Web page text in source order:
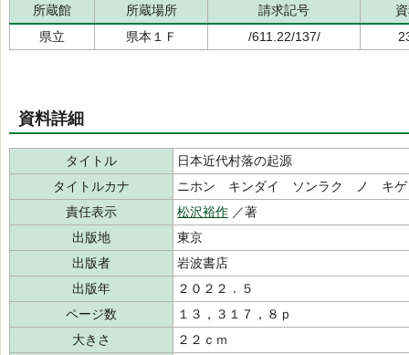
所蔵館 所蔵場所 請求記号
県立
県本１Ｆ /611.22/137/
資料詳細
タイトル
日本近代村落の起源
タイトルカナ
ニホン キンダイ ソンラク ノ キゲ
責任表示
松沢裕作 ／著
出版地
東京
出版者
岩波書店
出版年
２０２２．５
ページ数
１３，３１７，８ｐ
大きさ
２２ｃｍ